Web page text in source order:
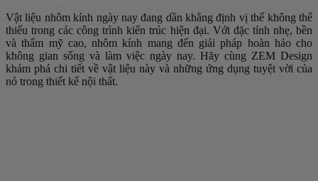
Vật liệu nhôm kính ngày nay đang dần khẳng định vị thế không thể
thiếu trong các công trình kiến trúc hiện đại. Với đặc tính nhẹ, bền
và thẩm mỹ cao, nhôm kính mang đến giải pháp hoàn hảo cho
không gian sống và làm việc ngày nay. Hãy cùng ZEM Design
khám phá chi tiết về vật liệu này và những ứng dụng tuyệt vời của
nó trong thiết kế nội thất.